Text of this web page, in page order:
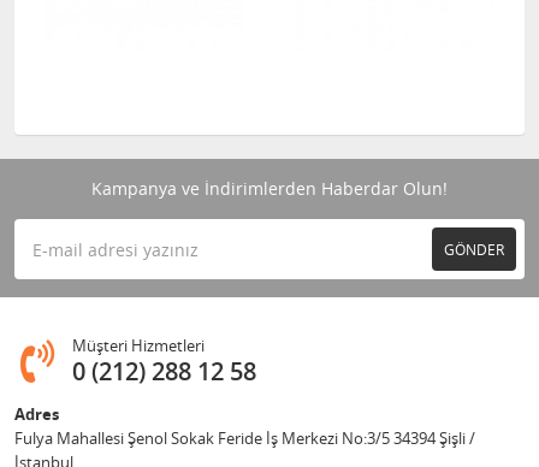
Kampanya ve İndirimlerden Haberdar Olun!
GÖNDER
Müşteri Hizmetleri
0 (212) 288 12 58
Adres
Fulya Mahallesi Şenol Sokak Feride İş Merkezi No:3/5 34394 Şişli /
İstanbul